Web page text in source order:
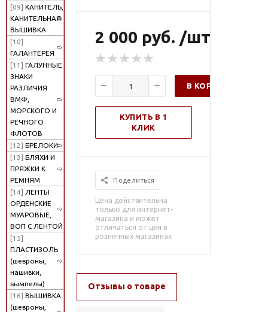
[09] КАНИТЕЛЬ,
КАНИТЕЛЬНАЯ
ВЫШИВКА
[10]
ГАЛАНТЕРЕЯ
[11] ГАЛУННЫЕ
ЗНАКИ
РАЗЛИЧИЯ
ВМФ,
МОРСКОГО И
РЕЧНОГО
ФЛОТОВ
[12] БРЕЛОКИ
[13] БЛЯХИ И
ПРЯЖКИ К
РЕМНЯМ
[14] ЛЕНТЫ
ОРДЕНСКИЕ
МУАРОВЫЕ,
ВОП С ЛЕНТОЙ
[15]
ПЛАСТИЗОЛЬ
(шевроны,
нашивки,
вымпелы)
[16] ВЫШИВКА
(шевроны,
2 000 руб. /шт
В КОРЗИНУ
КУПИТЬ В 1
КЛИК
Поделиться
Цена действительна
только для интернет-
магазина и может
отличаться от цен в
розничных магазинах
Отзывы о товаре